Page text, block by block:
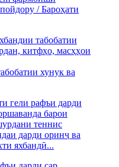
/ Бароҳати
хунук ва
дарди оринҷ ва
яхбандӣ...